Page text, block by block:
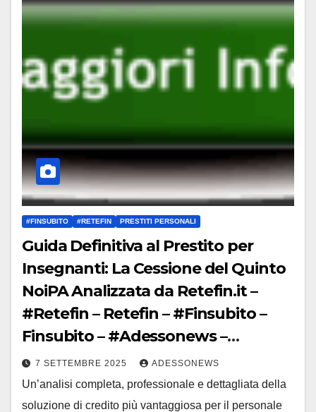
#FINSUBITO #RETEFIN PRESTITI PERSONALI
Guida Definitiva al Prestito per
Insegnanti: La Cessione del Quinto
NoiPA Analizzata da Retefin.it –
#Retefin – Retefin – #Finsubito –
Finsubito – #Adessonews –
#Adessonews – #Finsubito –
Adessonews
7 SETTEMBRE 2025 ADESSONEWS
Un’analisi completa, professionale e dettagliata della
soluzione di credito più vantaggiosa per il personale